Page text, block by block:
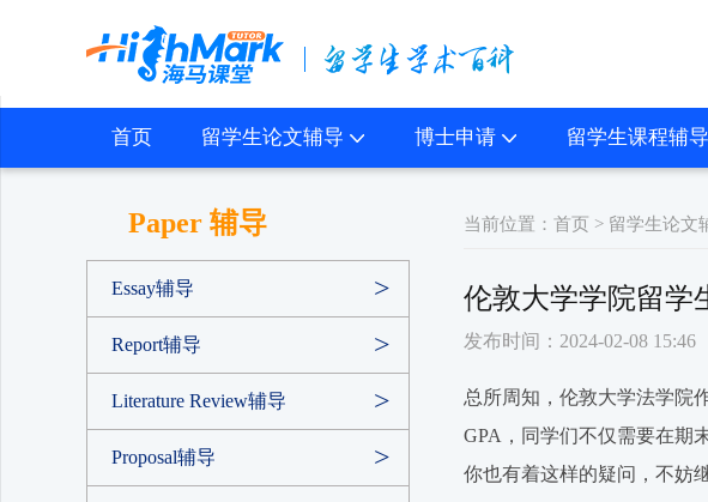
首页 留学生论文辅导 博士申请 留学生课程辅导
Paper 辅导
Essay辅导
Report辅导
Literature Review辅导
Proposal辅导
当前位置： 首页 > 留学生论文
伦敦大学学院留学
发布时间：2024-02-08 15:46
总所周知，伦敦大学法学院
GPA，同学们不仅需要在期
你也有着这样的疑问，不妨